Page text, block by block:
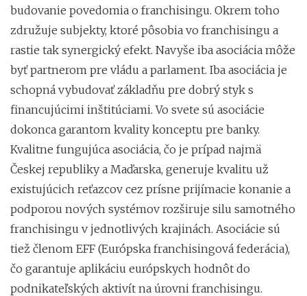
budovanie povedomia o franchisingu. Okrem toho
združuje subjekty, ktoré pôsobia vo franchisingu a
rastie tak synergický efekt. Navyše iba asociácia môže
byť partnerom pre vládu a parlament. Iba asociácia je
schopná vybudovať základňu pre dobrý styk s
financujúcimi inštitúciami. Vo svete sú asociácie
dokonca garantom kvality konceptu pre banky.
Kvalitne fungujúca asociácia, čo je prípad najmä
Českej republiky a Maďarska, generuje kvalitu už
existujúcich reťazcov cez prísne prijímacie konanie a
podporou nových systémov rozširuje silu samotného
franchisingu v jednotlivých krajinách. Asociácie sú
tiež členom EFF (Európska franchisingová federácia),
čo garantuje aplikáciu európskych hodnôt do
podnikateľských aktivít na úrovni franchisingu.